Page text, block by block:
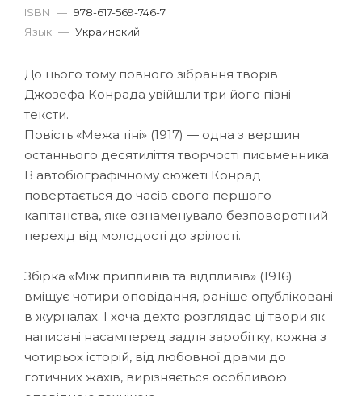
ISBN — 978-617-569-746-7
Язык — Украинский
До цього тому повного зібрання творів
Джозефа Конрада увійшли три його пізні
тексти.
Повість «Межа тіні» (1917) — одна з вершин
останнього десятиліття творчості письменника.
В автобіографічному сюжеті Конрад
повертається до часів свого першого
капітанства, яке ознаменувало безповоротний
перехід від молодості до зрілості.
Збірка «Між припливів та відпливів» (1916)
вміщує чотири оповідання, раніше опубліковані
в журналах. І хоча дехто розглядає ці твори як
написані насамперед задля заробітку, кожна з
чотирьох історій, від любовної драми до
готичних жахів, вирізняється особливою